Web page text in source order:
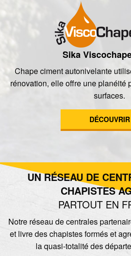
Sika
Chape ciment autonivelante
rénovation, elle offre une planéité
surfaces.
DÉCOUVRIR
UN RÉSEAU DE
CHAPISTES
PARTOUT EN
Notre réseau de centrales
et livre des chapistes formés et
la quasi-totalité des